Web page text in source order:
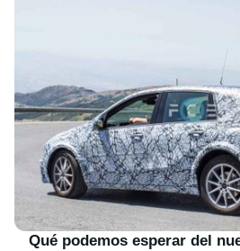
Qué podemos esperar del